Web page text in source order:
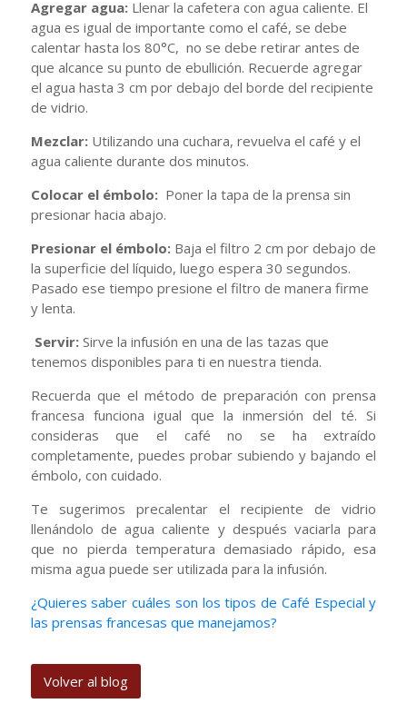
Agregar agua:Llenar la cafetera con agua caliente. El
agua es igual de importante como el café, se debe
calentar hasta los 80°C, no se debe retirar antes de
que alcance su punto de ebullición. Recuerde agregar
el agua hasta 3 cm por debajo del borde del recipiente
de vidrio.
Mezclar:Utilizando una cuchara, revuelva el café y el
agua caliente durante dos minutos.
Colocar el émbolo: Poner la tapa de la prensa sin
presionar hacia abajo.
Presionar el émbolo: Baja el filtro 2 cm por debajo de
la superficie del líquido, luego espera 30 segundos.
Pasado ese tiempo presione el filtro de manera firme
y lenta.
Servir:Sirve la infusión en una de las tazas que
tenemos disponibles para ti en nuestra tienda.
Recuerda que el método de preparación con prensa
francesa funciona igual que la inmersión del té. Si
consideras que el café no se ha extraído
completamente, puedes probar subiendo y bajando el
émbolo, con cuidado.
Te sugerimos precalentar el recipiente de vidrio
llenándolo de agua caliente y después vaciarla para
que no pierda temperatura demasiado rápido, esa
misma agua puede ser utilizada para la infusión.
¿Quieres saber cuáles son los tipos de Café Especial y
las prensas francesas que manejamos?
Volver al blog